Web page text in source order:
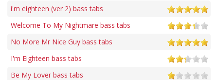
i'm eighteen (ver 2) bass tabs
Welcome To My Nightmare bass tabs
No More Mr Nice Guy bass tabs
I'm Eighteen bass tabs
Be My Lover bass tabs